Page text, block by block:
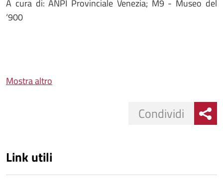
A cura di: ANPI Provinciale Venezia; M9 - Museo del
‘900
Mostra altro
Condividi
Link utili